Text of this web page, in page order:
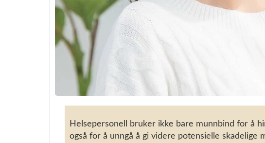
Helsepersonell bruker ikke bare munnbind for å
også for å unngå å gi videre potensielle skadelige